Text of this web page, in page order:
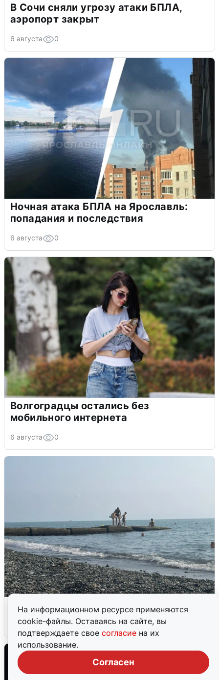
На информационном ресурсе применяются
cookie-файлы. Оставаясь на сайте, вы
подтверждаете свое согласие на их
использование.
Согласен
В Сочи сняли угрозу атаки БПЛА,
аэропорт закрыт
6 августа 0
Ночная атака БПЛА на Ярославль:
попадания и последствия
6 августа 0
Волгоградцы остались без
мобильного интернета
6 августа 0
Сирены в Сочи: новая угроза БПЛА
6 августа 0